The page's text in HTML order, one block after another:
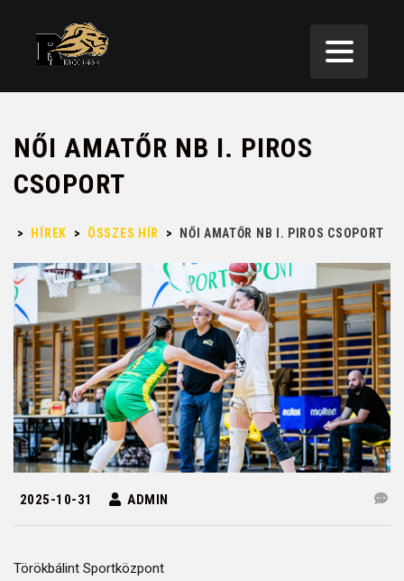
NŐI AMATŐR NB I. PIROS
CSOPORT
> HÍREK > ÖSSZES HÍR > NŐI AMATŐR NB I. PIROS CSOPORT
2025-10-31 ADMIN
Törökbálint Sportközpont